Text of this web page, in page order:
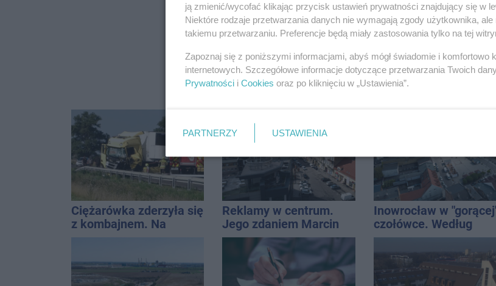
Ciężarówka zderzyła się
z kombajnem. Na
Reklamy w centrum.
Jego zdaniem Marcin
Wroński jest w błędzie
[akt.]
Inowrocław w
czołówce. Według
analizy Onetu nasze
miasto jest jednym z
najbardziej
na upały
ją zmienić/wycofać klikając przycisk ustawień prywatności znajdujący się w
Niektóre rodzaje przetwarzania danych nie wymagają zgody użytkownika,
takiemu przetwarzaniu. Preferencje będą miały zastosowania tylko na tej
Zapoznaj się z poniższymi informacjami, abyś mógł świadomie i
internetowych. Szczegółowe informacje dotyczące przetwarzania Twoich
Prywatności i Cookies oraz po kliknięciu w „Ustawienia”.
PARTNERZY USTAWIENIA